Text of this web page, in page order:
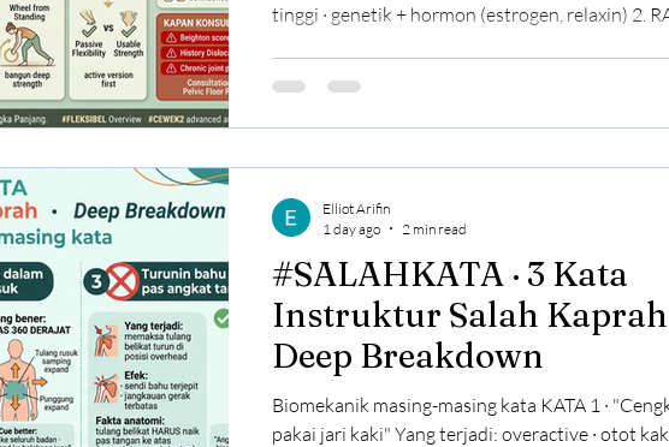
tinggi · genetik + hormon (estrogen, relaxin) 2. RANGE OF
Long-term risk: ligamen kendor permanen,
#SALAHKATA · 3 Kata
Instruktur Salah Kaprah
Deep Breakdown
Biomekanik masing-masing kata KATA 1 ·
pakai jari kaki" Yang terjadi: overactive · otot
Elliot Arifin
1 day ago
2 min read